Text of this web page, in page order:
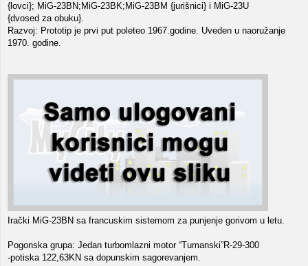
{lovci}; MiG-23BN;MiG-23BK;MiG-23BM {jurišnici} i MiG-23U
{dvosed za obuku}.
Razvoj: Prototip je prvi put poleteo 1967.godine. Uveden u naoružanje
1970. godine.
Irački MiG-23BN sa francuskim sistemom za punjenje gorivom u letu.
Pogonska grupa: Jedan turbomlazni motor “Tumanski”R-29-300
-potiska 122,63KN sa dopunskim sagorevanjem.